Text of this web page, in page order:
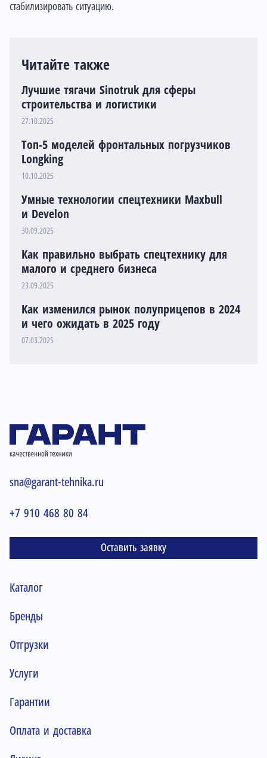
стабилизировать ситуацию.
Читайте также
Лучшие тягачи Sinotruk для сферы
строительства и логистики
27.10.2025
Топ-5 моделей фронтальных погрузчиков
Longking
10.10.2025
Умные технологии спецтехники Maxbull
и Develon
30.09.2025
Как правильно выбрать спецтехнику для
малого и среднего бизнеса
23.09.2025
Как изменился рынок полуприцепов в 2024
и чего ожидать в 2025 году
07.03.2025
sna@garant-tehnika.ru
+7 910 468 80 84
Оставить заявку
Каталог
Бренды
Отгрузки
Услуги
Гарантии
Оплата и доставка